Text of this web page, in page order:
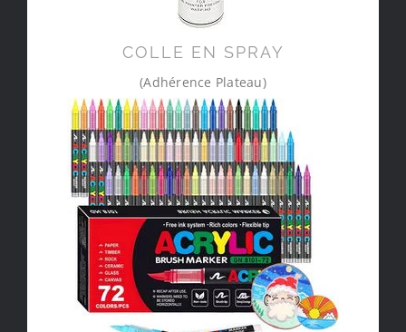
COLLE EN SPRAY
(Adhérence Plateau)